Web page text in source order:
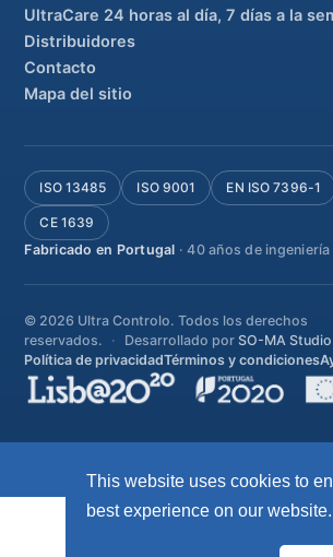
This website uses cookies to
best experience on our website.
UltraCare 24 horas al día, 7 días a la
Distribuidores
Contacto
Mapa del sitio
ISO 13485 ISO 9001 EN ISO 7396-1
CE 1639
Fabricado en Portugal · 40 años de
© 2026 Ultra Controlo. Todos los derechos
reservados.
Desarrollado porSO-MA Studio
Política de privacidadTérminos y condiciones